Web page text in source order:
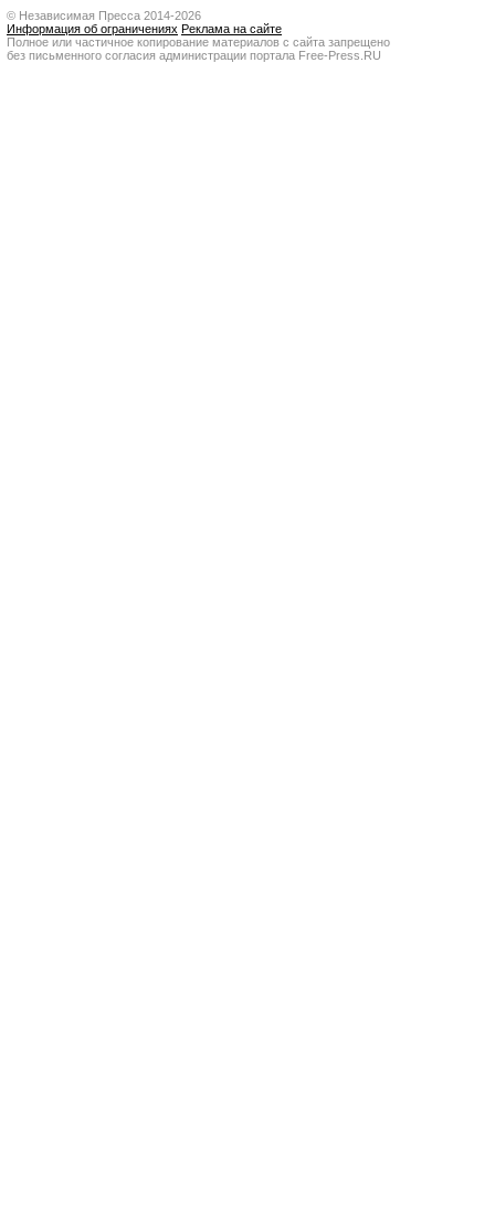
© Независимая Пресса 2014-2026
Информация об ограничениях Реклама на сайте
Полное или частичное копирование материалов с сайта запрещено
без письменного согласия администрации портала Free-Press.RU